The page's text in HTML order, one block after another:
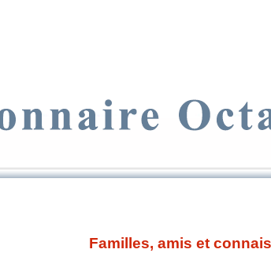
Familles, amis et